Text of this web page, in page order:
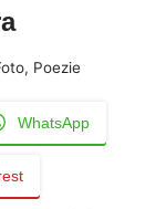
, Poezie
WhatsApp